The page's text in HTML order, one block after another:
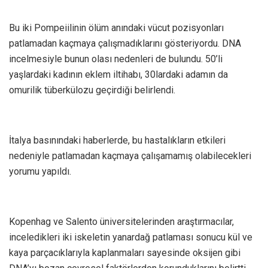
Bu iki Pompeiilinin ölüm anındaki vücut pozisyonları
patlamadan kaçmaya çalışmadıklarını gösteriyordu. DNA
incelmesiyle bunun olası nedenleri de bulundu. 50’li
yaşlardaki kadının eklem iltihabı, 30lardaki adamın da
omurilik tüberkülozu geçirdiği belirlendi.
İtalya basınındaki haberlerde, bu hastalıkların etkileri
nedeniyle patlamadan kaçmaya çalışamamış olabilecekleri
yorumu yapıldı.
Kopenhag ve Salento üniversitelerinden araştırmacılar,
inceledikleri iki iskeletin yanardağ patlaması sonucu kül ve
kaya parçacıklarıyla kaplanmaları sayesinde oksijen gibi